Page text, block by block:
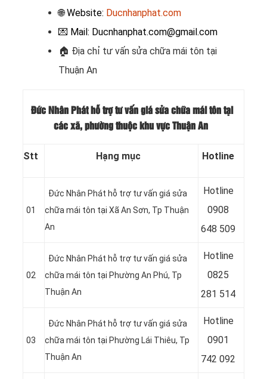
🌐 Website: Ducnhanphat.com
💌 Mail: Ducnhanphat.com@gmail.com
🏠 Địa chỉ tư vấn sửa chữa mái tôn tại
Thuận An
Đức Nhân Phát hỗ trợ tư vấn giá sửa chữa mái tôn tại
các xã, phường thuộc khu vực Thuận An
Stt Hạng mục Hotline
01
Đức Nhân Phát hỗ trợ tư vấn giá sửa
chữa mái tôn tại Xã An Sơn, Tp Thuận
An
Hotline
0908
648 509
02
Đức Nhân Phát hỗ trợ tư vấn giá sửa
chữa mái tôn tại Phường An Phú, Tp
Thuận An
Hotline
0825
281 514
03
Đức Nhân Phát hỗ trợ tư vấn giá sửa
chữa mái tôn tại Phường Lái Thiêu, Tp
Thuận An
Hotline
0901
742 092